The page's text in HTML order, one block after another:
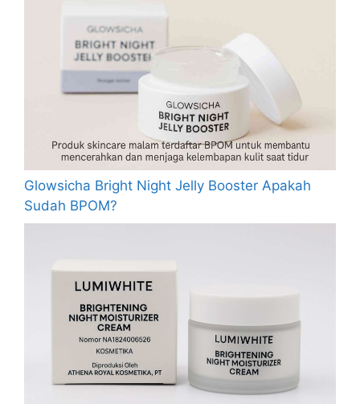
Glowsicha Bright Night Jelly Booster Apakah
Sudah BPOM?